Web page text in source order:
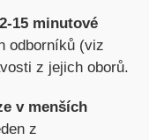
15 minutové
odborníků (viz
z jejich oborů.
v menších
z